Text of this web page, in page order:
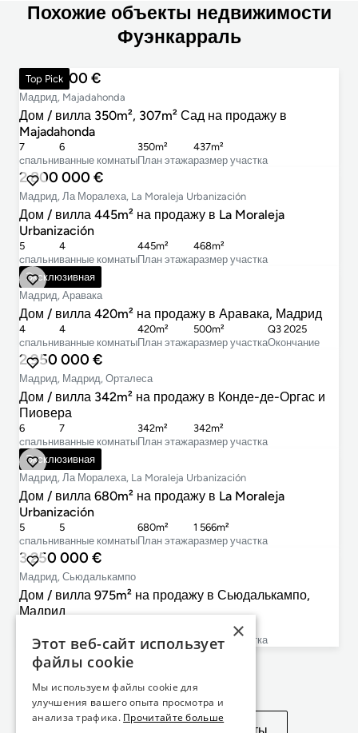
Похожие объекты недвижимости
Фуэнкарраль
Top Pick
1 490 000 €
Мадрид, Majadahonda
Дом / вилла 350m², 307m² Сад на продажу в
Majadahonda
cпальни
7
ванные комнаты
6
План этажа
350m²
размер участка
437m²
2 800 000 €
Мадрид, Ла Моралеха, La Moraleja Urbanización
Дом / вилла 445m² на продажу в La Moraleja
Urbanización
cпальни
5
ванные комнаты
4
План этажа
445m²
размер участка
468m²
Эксклюзивная
2 297 000 €
Мадрид, Аравака
Дом / вилла 420m² на продажу в Аравака, Мадрид
cпальни
4
ванные комнаты
4
План этажа
420m²
размер участка
500m²
Окончание
Q3 2025
2 950 000 €
Мадрид, Мадрид, Орталеса
Дом / вилла 342m² на продажу в Конде-де-Оргас и
Пиовера
cпальни
6
ванные комнаты
7
План этажа
342m²
размер участка
342m²
Эксклюзивная
4 100 000 €
Мадрид, Ла Моралеха, La Moraleja Urbanización
Дом / вилла 680m² на продажу в La Moraleja
Urbanización
cпальни
5
ванные комнаты
5
План этажа
680m²
размер участка
1 566m²
3 250 000 €
Мадрид, Сьюдалькампо
Дом / вилла 975m² на продажу в Сьюдалькампо,
Мадрид
cпальниванные комнаты План этажа размер участка
Не нашли то, что искали?
×
Этот веб-сайт использует
файлы cookie
Мы используем файлы cookie для
улучшения вашего опыта просмотра и
анализа трафика. Прочитайте больше